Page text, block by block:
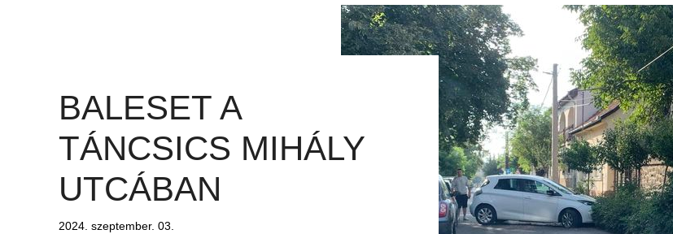
BALESET A
TÁNCSICS MIHÁLY
UTCÁBAN
2024. szeptember. 03.